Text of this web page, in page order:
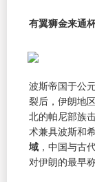
有翼狮金来通
波斯帝国于公
裂后，伊朗地
北的帕尼部族
术兼具波斯和
域 ，中国与古
对伊朗的最早